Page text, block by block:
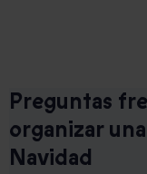
Preguntas
organizar
Navidad